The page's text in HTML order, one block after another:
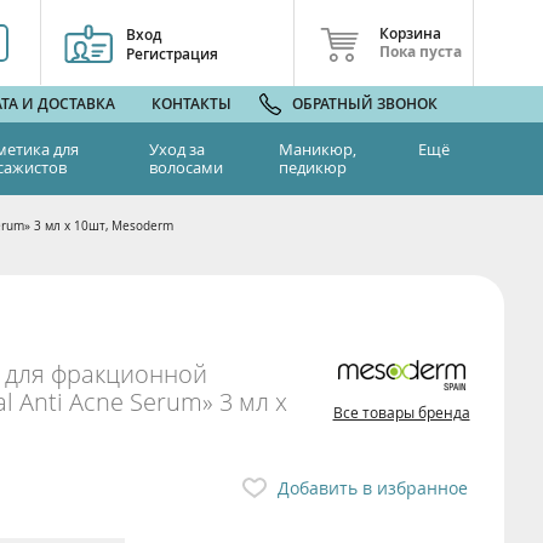
Вход
Регистрация
Корзина
Пока пуста
И ДОСТАВКА КОНТАКТЫ ОБРАТНЫЙ ЗВОНОК
для
Уход за
волосами
Маникюр,
педикюр
Ещё
3 мл х 10шт, Mesoderm
фракционной
Anti Acne Serum» 3 мл х
Все товары бренда
Добавить в избранное